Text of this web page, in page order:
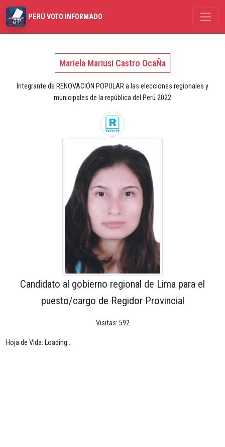
PERÚ VOTO INFORMADO
Mariela Mariusi Castro OcaÑa
Integrante de RENOVACIÓN POPULAR a las elecciones regionales y
municipales de la república del Perú 2022
Candidato al gobierno regional de Lima para el
puesto/cargo de Regidor Provincial
Visitas: 592
Hoja de Vida: Loading...